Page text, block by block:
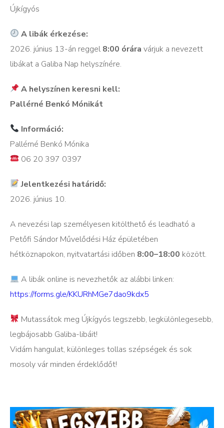
Újkígyós
A libák érkezése:
2026. június 13-án reggel 8:00 órára várjuk a nevezett
libákat a Galiba Nap helyszínére.
A helyszínen keresni kell:
Pallérné Benkó Mónikát
Információ:
Pallérné Benkó Mónika
06 20 397 0397
Jelentkezési határidő:
2026. június 10.
A nevezési lap személyesen kitölthető és leadható a
Petőfi Sándor Művelődési Ház épületében
hétköznapokon, nyitvatartási időben 8:00–18:00 között.
A libák online is nevezhetők az alábbi linken:
https://forms.gle/KKURhMGe7dao9kdx5
Mutassátok meg Újkígyós legszebb, legkülönlegesebb,
legbájosabb Galiba-libáit!
Vidám hangulat, különleges tollas szépségek és sok
mosoly vár minden érdeklődőt!